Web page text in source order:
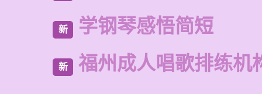
新 学钢琴感悟简短
新 福州成人唱歌排练机